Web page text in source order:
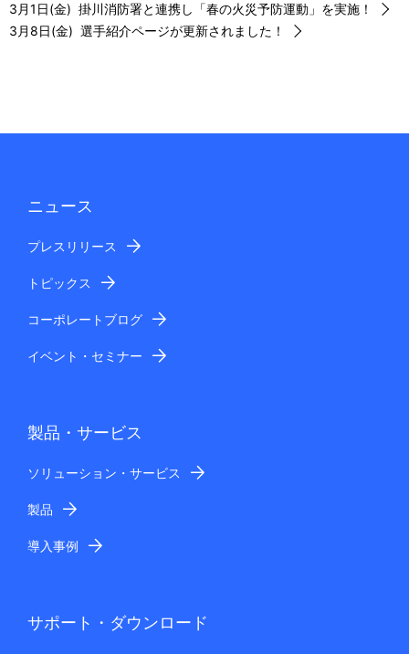
3月1日(金) 掛川消防署と連携し「春の火災予防運動」を実施！
3月8日(金) 選手紹介ページが更新されました！
ニュース
プレスリリース
トピックス
コーポレートブログ
イベント・セミナー
製品・サービス
ソリューション・サービス
製品
導入事例
サポート・ダウンロード